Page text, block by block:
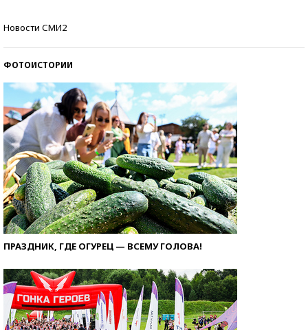
Новости СМИ2
ФОТОИСТОРИИ
ПРАЗДНИК, ГДЕ ОГУРЕЦ — ВСЕМУ ГОЛОВА!